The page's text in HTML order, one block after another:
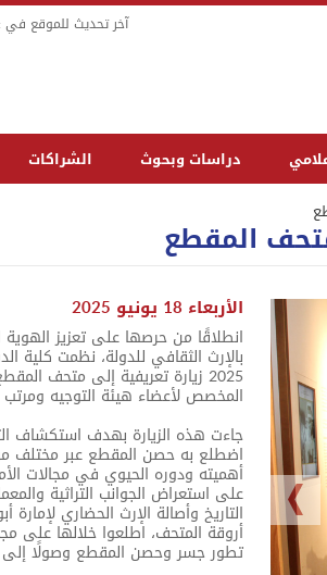
آخر تحديث للموقع في : الثلاثاء
دراسات وبحوث الشراكات
المقطع
الأربعاء 18 يونيو 2025
انطلاقًا من حرصها على تعزيز الهوية
2025 زيارة تعريفية إلى متحف
المخصص لأعضاء هيئة التوجيه ومرتب
جاءت هذه الزيارة بهدف استكشاف
اضطلع به حصن المقطع عبر مختلف
أهميته ودوره الحيوي في مجالات
على استعراض الجوانب التراثية
التاريخ وأصالة الإرث الحضاري
أروقة المتحف، اطلعوا خلالها على
تطور جسر وحصن المقطع وصولًا إلى